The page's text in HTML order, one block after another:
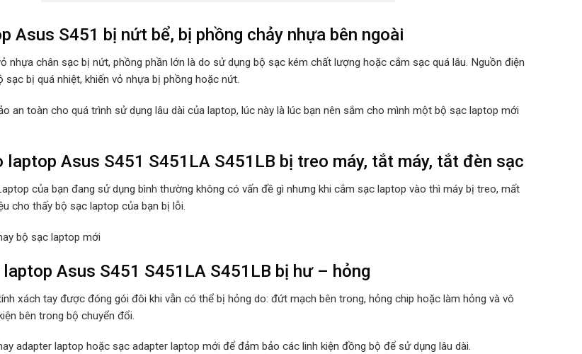
Asus S451 bị nứt bể, bị phồng chảy nhựa bên ngoài
nhựa chân sạc bị nứt, phồng phần lớn là do sử dụng bộ sạc kém chất lượng hoặc cắm sạc quá lâu. Nguồn điện
sạc bị quá nhiệt, khiến vỏ nhựa bị phồng hoặc nứt.
an toàn cho quá trình sử dụng lâu dài của laptop, lúc này là lúc bạn nên sắm cho mình một bộ sạc laptop mới
laptop Asus S451 S451LA S451LB bị treo máy, tắt máy, tắt đèn sạc
của bạn đang sử dụng bình thường không có vấn đề gì nhưng khi cắm sạc laptop vào thì máy bị treo, mất
cho thấy bộ sạc laptop của bạn bị lỗi.
bộ sạc laptop mới
Asus S451 S451LA S451LB bị hư – hỏng
xách tay được đóng gói đôi khi vẫn có thể bị hỏng do: đứt mạch bên trong, hỏng chip hoặc làm hỏng và vô
bên trong bộ chuyển đổi.
adapter laptop hoặc sạc adapter laptop mới để đảm bảo các linh kiện đồng bộ để sử dụng lâu dài.